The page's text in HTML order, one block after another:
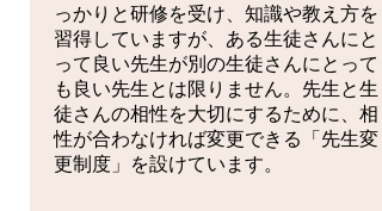
っかりと研修を受け、知識や教え方を
習得していますが、ある生徒さんにと
って良い先生が別の生徒さんにとって
も良い先生とは限りません。先生と生
徒さんの相性を大切にするために、相
性が合わなければ変更できる「先生変
更制度」を設けています。